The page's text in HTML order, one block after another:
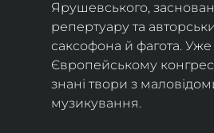
Ярушевського,
репертуару та
саксофона й фагота.
Європейському
знані твори з
музикування.